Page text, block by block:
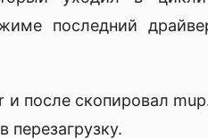
последний
после скопировал
перезагрузку.